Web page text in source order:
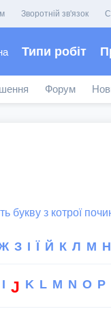
Зворотній зв'язок
Форум
Типи робіт
букву з котрої
З І Ї Й К Л М Н
I J K L M N O P